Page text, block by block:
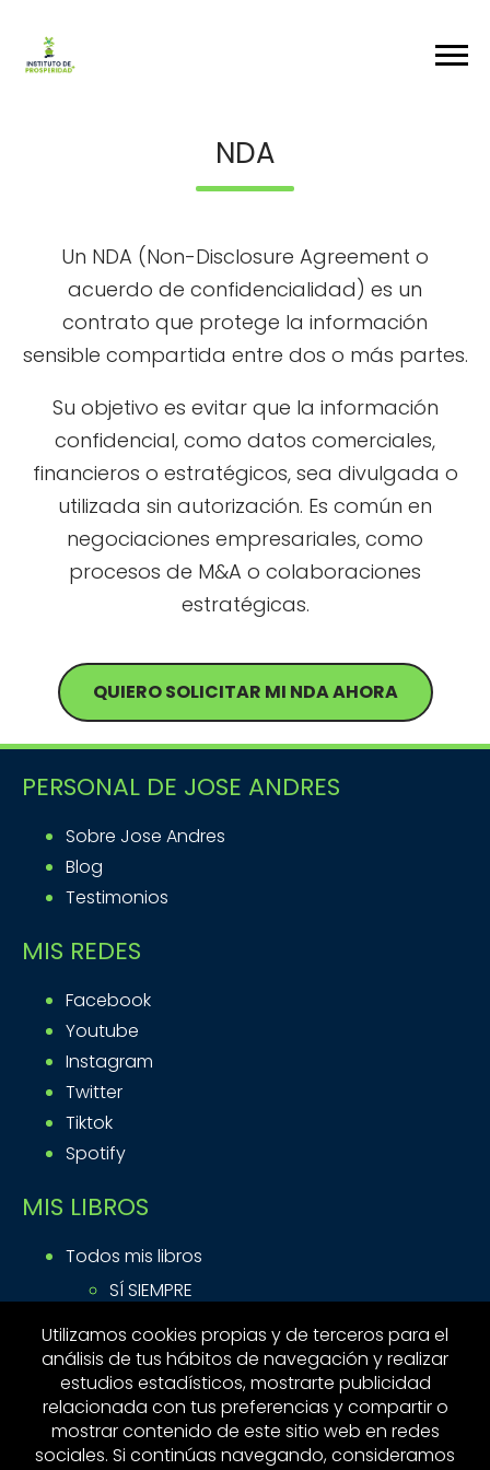
NDA
Un NDA (Non-Disclosure Agreement o
acuerdo de confidencialidad) es un
contrato que protege la información
sensible compartida entre dos o más partes.
Su objetivo es evitar que la información
confidencial, como datos comerciales,
financieros o estratégicos, sea divulgada o
utilizada sin autorización. Es común en
negociaciones empresariales, como
procesos de M&A o colaboraciones
estratégicas.
QUIERO SOLICITAR MI NDA AHORA
PERSONAL DE JOSE ANDRES
Sobre Jose Andres
Blog
Testimonios
MIS REDES
Facebook
Youtube
Instagram
Twitter
Tiktok
Spotify
MIS LIBROS
Todos mis libros
SÍ SIEMPRE
MÁS POR VIEJO QUE POR DIABLO
MI ACTIVIDAD
Contacto
Utilizamos cookies propias y de terceros para el
análisis de tus hábitos de navegación y realizar
estudios estadísticos, mostrarte publicidad
relacionada con tus preferencias y compartir o
mostrar contenido de este sitio web en redes
sociales. Si continúas navegando, consideramos